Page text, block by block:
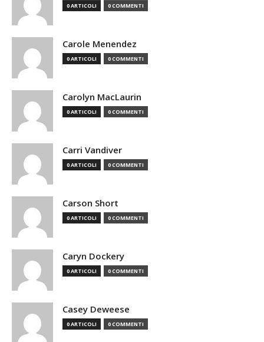
0 ARTICOLI 0 COMMENTI
Carole Menendez
0 ARTICOLI 0 COMMENTI
Carolyn MacLaurin
0 ARTICOLI 0 COMMENTI
Carri Vandiver
0 ARTICOLI 0 COMMENTI
Carson Short
0 ARTICOLI 0 COMMENTI
Caryn Dockery
0 ARTICOLI 0 COMMENTI
Casey Deweese
0 ARTICOLI 0 COMMENTI